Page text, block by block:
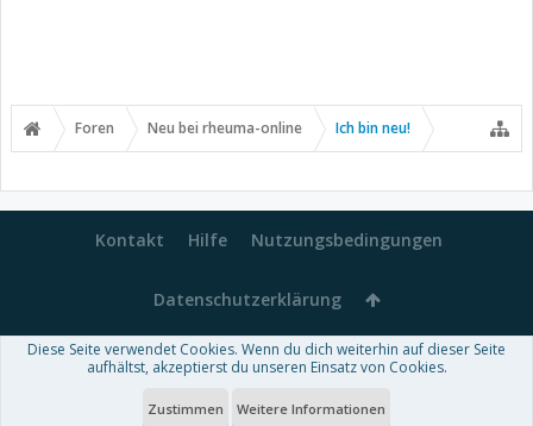
Foren Neu bei rheuma-online Ich bin neu!
Kontakt Hilfe Nutzungsbedingungen
Datenschutzerklärung
Forum software by XenForo™-Deutsch von xenDach
Theme designed byThemeHouse
Diese Seite verwendet Cookies. Wenn du dich weiterhin auf dieser Seite
aufhältst, akzeptierst du unseren Einsatz von Cookies.
Zustimmen Weitere Informationen